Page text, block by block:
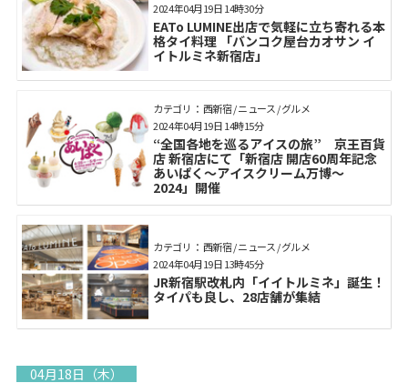
EATo LUMINE出店で気軽に立ち寄れる本
格タイ料理 「バンコク屋台カオサン イ
イトルミネ新宿店」
2024年04月19日 14時30分
カテゴリ： 西新宿 / ニュース / グルメ
“全国各地を巡るアイスの旅” 京王百貨
店 新宿店にて「新宿店 開店60周年記念
あいぱく～アイスクリーム万博～
2024」開催
2024年04月19日 14時15分
カテゴリ： 西新宿 / ニュース / グルメ
JR新宿駅改札内「イイトルミネ」誕生！
タイパも良し、28店舗が集結
2024年04月19日 13時45分
04月18日（木）